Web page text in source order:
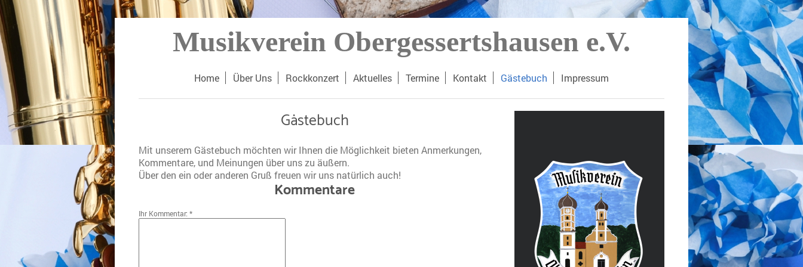
Musikverein Obergessertshausen e.V.
Home Über Uns Rockkonzert Aktuelles Termine Kontakt Gästebuch Impressum
Gästebuch
Mit unserem Gästebuch möchten wir Ihnen die Möglichkeit bieten Anmerkungen,
Kommentare, und Meinungen über uns zu äußern.
Über den ein oder anderen Gruß freuen wir uns natürlich auch!
Kommentare
Ihr Kommentar: *